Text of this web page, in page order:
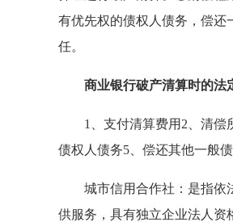
有优先权的债权人债务，偿
任。
商业银行破产清算时的法
1、支付清算费用2、清偿所
债权人债务5、偿还其他一般
城市信用合作社：是指依法
供服务，具有独立企业法人资